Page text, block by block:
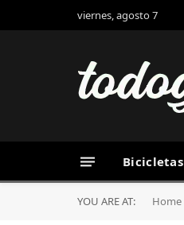
viernes, agosto 7
Bicicletas
YOU ARE AT: Home